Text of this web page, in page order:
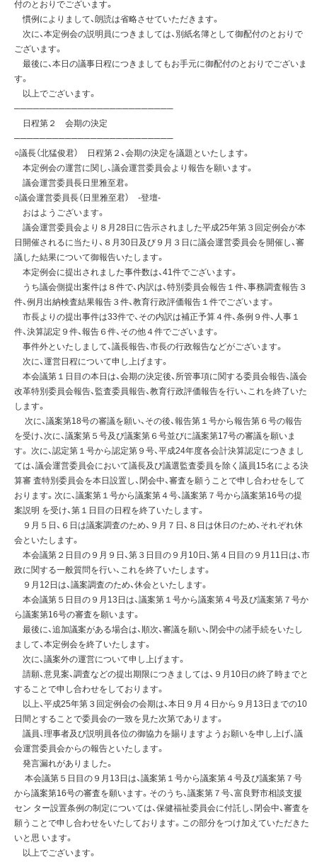
付のとおりでございます。
慣例によりまして、朗読は省略させていただきます。
次に、本定例会の説明員につきましては、別紙名簿として御配付のとおりで
ございます。
最後に、本日の議事日程につきましてもお手元に御配付のとおりでございま
す。
以上でございます。
─────────────────────────
日程第２ 会期の決定
─────────────────────────
○議長（北猛俊君） 日程第２、会期の決定を議題といたします。
本定例会の運営に関し、議会運営委員会より報告を願います。
議会運営委員長日里雅至君。
○議会運営委員長（日里雅至君） -登壇-
おはようございます。
議会運営委員会より８月28日に告示されました平成25年第３回定例会が本
日開催されるに当たり、８月30日及び９月３日に議会運営委員会を開催し、審
議した結果について御報告いたします。
本定例会に提出されました事件数は、41件でございます。
うち議会側提出案件は８件で、内訳は、特別委員会報告１件、事務調査報告３
件、例月出納検査結果報告３件、教育行政評価報告１件でございます。
市長よりの提出事件は33件で、その内訳は補正予算４件、条例９件、人事１
件、決算認定９件、報告６件、その他４件でございます。
事件外といたしまして、議長報告、市長の行政報告などがございます。
次に、運営日程について申し上げます。
本会議第１日目の本日は、会期の決定後、所管事項に関する委員会報告、議会
改革特別委員会報告、監査委員報告、教育行政評価報告を行い、これを終了いた
します。
次に、議案第18号の審議を願い、その後、報告第１号から報告第６号の報告
を受け、次に、議案第５号及び議案第６号並びに議案第17号の審議を願いま
す。 次に、認定第１号から認定第９号、平成24年度各会計決算認定につきまし
ては、議会運営委員会において議長及び議選監査委員を除く議員15名による決
算審 査特別委員会を本日設置し、閉会中、審査を願うことで申し合わせをして
おります。次に、議案第１号から議案第４号、議案第７号から議案第16号の提
案説明 を受け、第１日目の日程を終了いたします。
９月５日、６日は議案調査のため、９月７日、８日は休日のため、それぞれ休
会といたします。
本会議第２日目の９月９日、第３日目の９月10日、第４日目の９月11日は、市
政に関する一般質問を行い、これを終了いたします。
９月12日は、議案調査のため、休会といたします。
本会議第５日目の９月13日は、議案第１号から議案第４号及び議案第７号か
ら議案第16号の審査を願います。
最後に、追加議案がある場合は、順次、審議を願い、閉会中の諸手続をいたし
まして、本定例会を終了いたします。
次に、議案外の運営について申し上げます。
請願、意見案、調査などの提出期限につきましては、９月10日の終了時までと
することで申し合わせをしております。
以上、平成25年第３回定例会の会期は、本日９月４日から９月13日までの10
日間とすることで委員会の一致を見た次第であります。
議員、理事者及び説明員各位の御協力を賜りますようお願いを申し上げ、議
会運営委員会からの報告といたします。
発言漏れがありました。
本会議第５日目の９月13日は、議案第１号から議案第４号及び議案第７号
から議案第16号の審査を願います。そのうち、議案第７号、富良野市相談支援
セン ター設置条例の制定については、保健福祉委員会に付託し、閉会中、審査を
願うことで申し合わせをいたしております。この部分をつけ加えていただきた
いと思 います。
以上でございます。